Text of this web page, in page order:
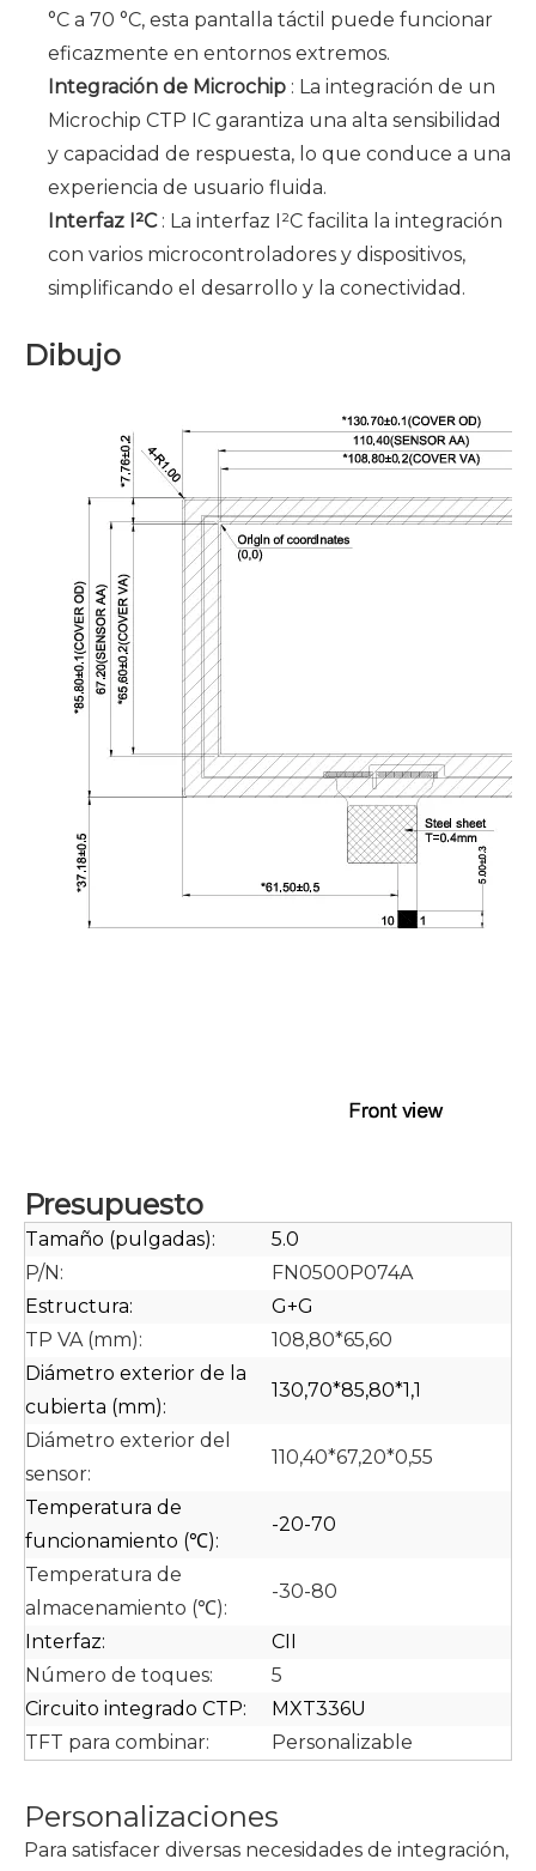
°C a 70 °C, esta pantalla táctil puede funcionar
eficazmente en entornos extremos.
Integración de Microchip : La integración de un
Microchip CTP IC garantiza una alta sensibilidad
y capacidad de respuesta, lo que conduce a una
experiencia de usuario fluida.
Interfaz I²C : La interfaz I²C facilita la integración
con varios microcontroladores y dispositivos,
simplificando el desarrollo y la conectividad.
Dibujo
Presupuesto
Tamaño (pulgadas):
5.0
P/N:
FN0500P074A
Estructura:
G+G
TP VA (mm):
108,80*65,60
Diámetro exterior de la
cubierta (mm):
130,70*85,80*1,1
Diámetro exterior del
sensor:
110,40*67,20*0,55
Temperatura de
funcionamiento (℃):
-20-70
Temperatura de
almacenamiento (℃):
-30-80
Interfaz:
CII
Número de toques:
5
Circuito integrado CTP:
MXT336U
TFT para combinar:
Personalizable
Personalizaciones
Para satisfacer diversas necesidades de integración,